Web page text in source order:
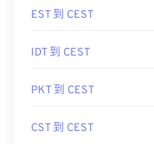
EST 到 CEST
IDT 到 CEST
PKT 到 CEST
CST 到 CEST